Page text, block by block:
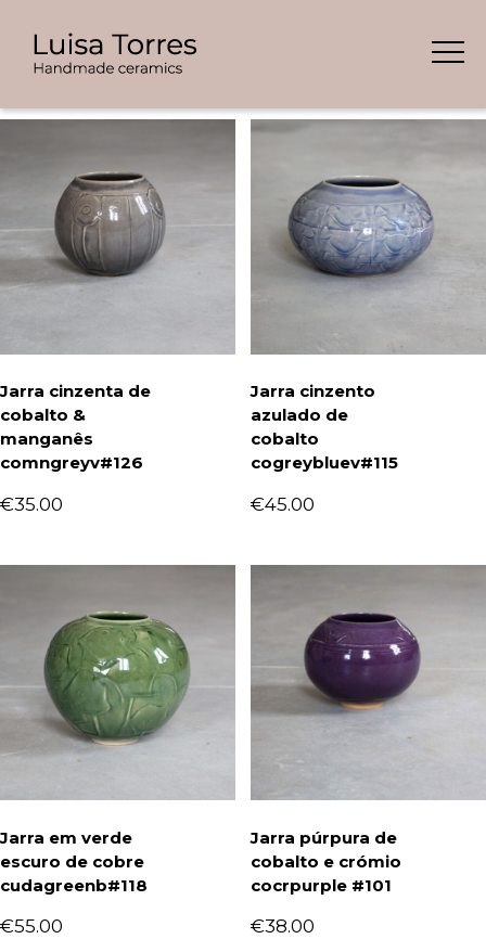
Skip
content
Showing all 7 results
Jarra cinzenta de
cobalto &
manganês
comngreyv#126
35.00
€
Jarra cinzento
azulado de
cobalto
cogreybluev#115
45.00
€
Jarra em verde
escuro de cobre
cudagreenb#118
55.00
€
Jarra púrpura de
cobalto e crómio
cocrpurple #101
38.00
€